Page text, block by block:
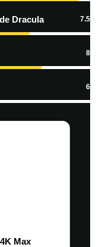
Dracula 7.5
8
6
Max